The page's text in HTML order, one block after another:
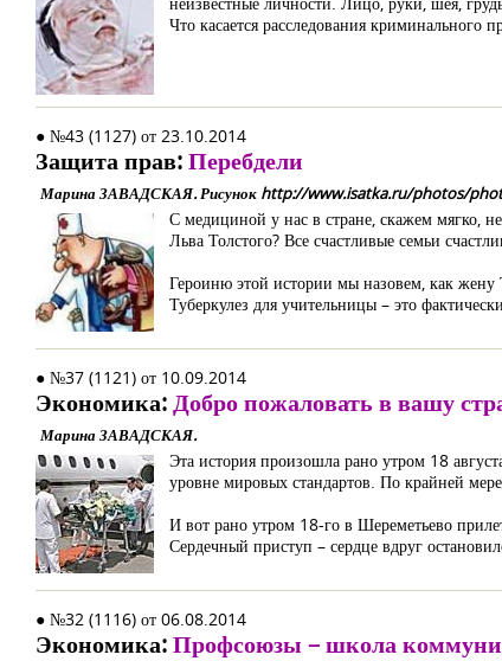
Что касается расследования
● №43 (1127) от 23.10.2014
Защита прав:Перебдели
Марина ЗАВАДСКАЯ. Рисунок http://www.isatka.ru/photos/
С медициной у нас в стране, скажем мягко,
Льва Толстого? Все счастливые семьи
Героиню этой истории мы назовем, как
Туберкулез для учительницы – это
● №37 (1121) от 10.09.2014
Экономика:Добро пожаловать в вашу
Марина ЗАВАДСКАЯ.
Эта история произошла рано утром 18
уровне мировых стандартов. По крайней
И вот рано утром 18-го в Шереметьево
Сердечный приступ – сердце вдруг
● №32 (1116) от 06.08.2014
Экономика:Профсоюзы – школа